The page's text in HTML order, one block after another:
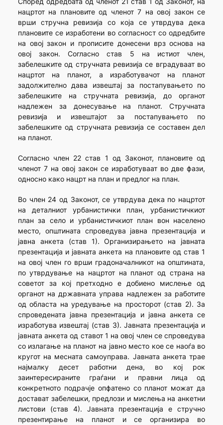
нацртот на плановите од членот 7 на овој закон се
врши стручна ревизија со која се утврдува дека
плановите се изработени во согласност со одредбите
на овој закон и прописите донесени врз основа на
овој закон. Согласно став 5 на истиот член,
забелешките од стручната ревизија се вградуваат во
нацртот на планот, а изработувачот на планот
задолжително дава извештај за постапувањето по
забелешките на стручната ревизија, до органот
надлежен за донесување на планот. Стручната
ревизија и извештајот за постапувањето по
забелешките од стручната ревизија се составен дел
на планот.
Согласно член 22 став 1 од Законот, плановите од
членот 7 на овој закон се изработуваат во две фази,
односно како нацрт на план и предлог на план.
Во член 24 од Законот, се утврдува дека по нацртот
на деталниот урбанистички план, урбанистичкиот
план за село и урбанистичкиот план вон населено
место, општината спроведува јавна презентација и
јавна анкета (став 1). Организирањето на јавната
презентација и јавната анкета на плановите од став 1
на овој член го врши градоначалникот на општината,
по утврдување на нацртот на планот од страна на
советот за кој претходно е добиено мислење од
органот на државната управа надлежен за работите
од областа на уредување на просторот (став 2). За
спроведената јавна презентација и јавна анкета се
изработува извештај (став 3). Јавната презентација и
јавната анкета од ставот 1 на овој член се спроведува
со излагање на планот на јавно место кое се наоѓа во
кругот на месната самоуправа. Јавната анкета трае
најмалку десет работни дена, во кој рок
заинтересираните граѓани и правни лица од
конкретното подрачје опфатено со планот можат да
достават забелешки, предлози и мислења на анкетни
листови (став 4). Јавната презентација е стручно
презентирање на планот и се организира во